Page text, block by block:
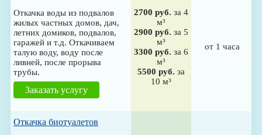
Откачка воды из подвалов
жилых частных домов, дач,
летних домиков, подвалов,
гаражей и т.д. Откачиваем
талую воду, воду после
ливней, после прорыва
трубы.
Заказать услугу
2700 руб. за 4
м³
2900 руб. за 5
м³
3300 руб. за 6
м³
5500 руб. за
10 м³
от 1 часа
Откачка биотуалетов